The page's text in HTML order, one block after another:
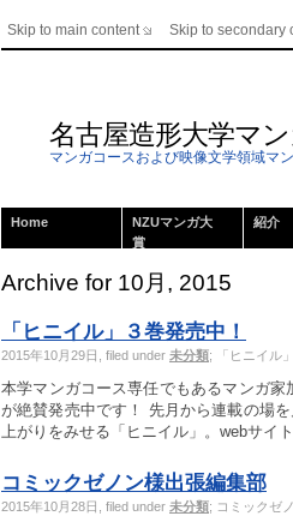
Skip to main content Skip to secondary
名古屋造形大学マ
マンガコースおよび映像文学領域マ
Home
NZUマンガ大
賞
紹介
Archive for 10月, 2015
「ヒニイル」３巻発売中！
2015年10月29日, filed under 未分類; 「ヒニイル
本学マンガコース専任でもあるマンガ
が絶賛発売中です！ 先月から連載の場
上がりをみせる「ヒニイル」。webサイ
コミックゼノン様出張編集部
2015年10月28日, filed under 未分類; コミックゼ